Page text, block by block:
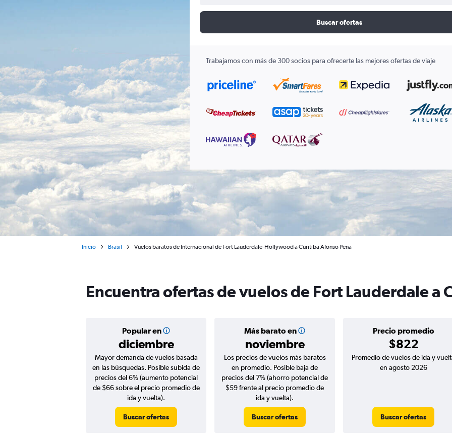
Buscar ofertas
Trabajamos con más de 300 socios para ofrecerte las mejores ofertas de viaje
Inicio Brasil Vuelos baratos de Internacional de Fort Lauderdale-Hollywood a Curitiba Afonso Pena
Encuentra ofertas de vuelos de Fort Lauderdale a
Popular en
diciembre
Más barato en
noviembre
Precio promedio
$822
Mayor demanda de vuelos basada
en las búsquedas. Posible subida de
precios del 6% (aumento potencial
de $66 sobre el precio promedio de
ida y vuelta).
Buscar ofertas
Los precios de vuelos más baratos
en promedio. Posible baja de
precios del 7% (ahorro potencial de
$59 frente al precio promedio de
ida y vuelta).
Buscar ofertas
Promedio de vuelos de ida y
en agosto 2026
Buscar ofertas